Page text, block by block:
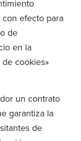
efecto para
de
en la
cookies»
un contrato
garantiza la
de